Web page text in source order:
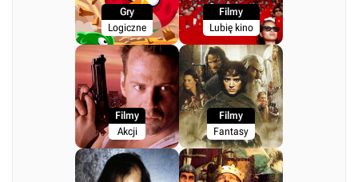
Gry
Logiczne
Filmy
Lubię kino
Filmy
Akcji
Filmy
Fantasy